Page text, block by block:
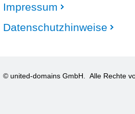
Impressum
Datenschutzhinweise
© united-domains GmbH. Alle Rechte